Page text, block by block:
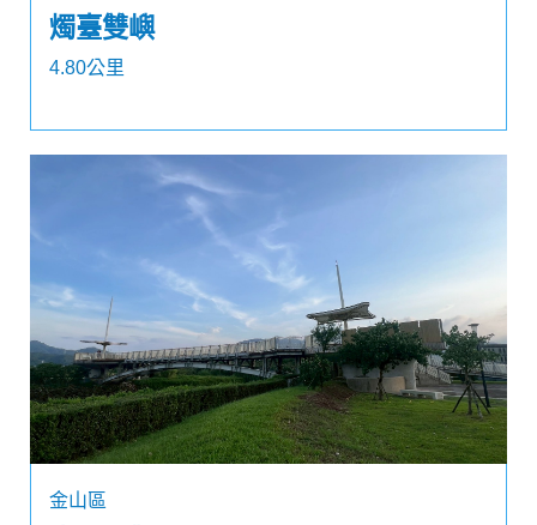
燭臺雙嶼
4.80公里
金山區